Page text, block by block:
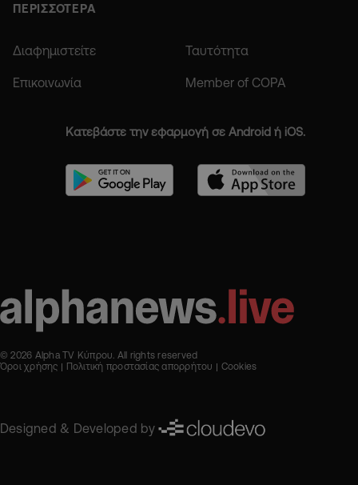
ΠΕΡΙΣΣΟΤΕΡΑ
Διαφημιστείτε Ταυτότητα
Επικοινωνία Member of COPA
Κατεβάστε την εφαρμογή σε Android ή iOS.
© 2026 Alpha TV Κύπρου. All rights reserved
Όροι χρήσης
Πολιτική προστασίας απορρήτου Cookies
Designed & Developed by